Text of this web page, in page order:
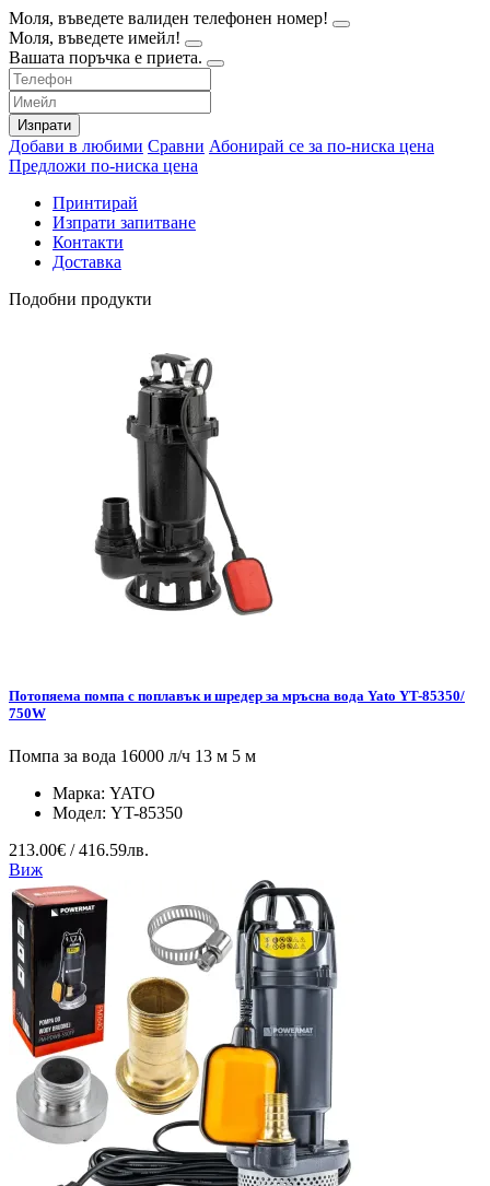
Моля, въведете валиден телефонен номер!
Моля, въведете имейл!
Вашата поръчка е приета.
Изпрати
Добави в любими Сравни Абонирай се за по-ниска цена
Предложи по-ниска цена
Принтирай
Изпрати запитване
Контакти
Доставка
Подобни продукти
Потопяема помпа с поплавък и шредер за мръсна вода Yato YT-85350/
750W
Помпа за вода 16000 л/ч 13 м 5 м
Марка: YATO
Модел: YT-85350
213.00€ / 416.59лв.
Виж